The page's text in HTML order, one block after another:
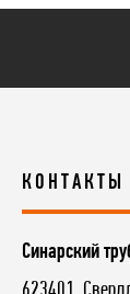
КОНТАКТЫ
Синарский